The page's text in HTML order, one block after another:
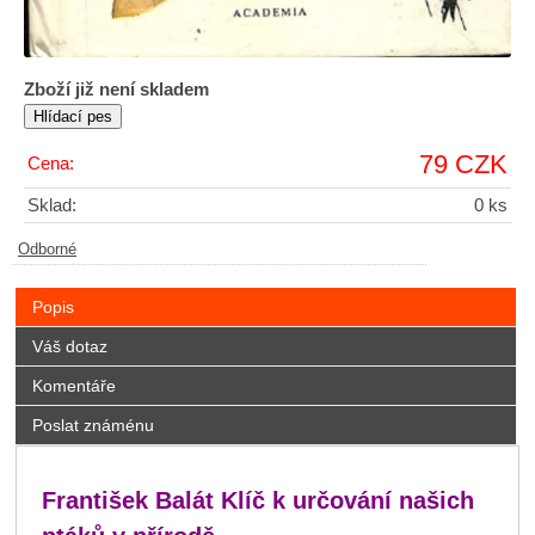
Zboží již není skladem
Cena: 79 CZK
Sklad: 0 ks
Odborné
Popis
Váš dotaz
Komentáře
Poslat známénu
František Balát Klíč k určování našich